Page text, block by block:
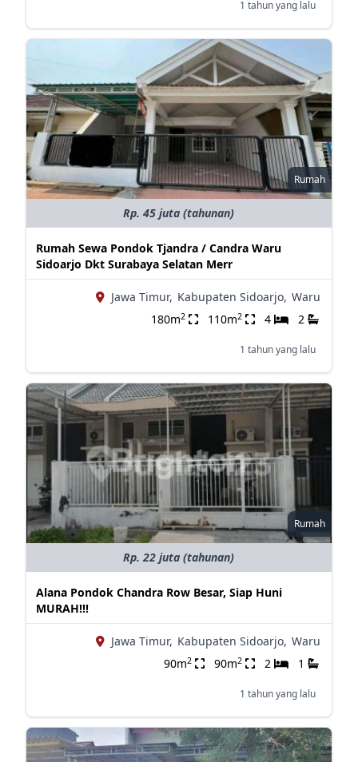
1 tahun yang lalu
Rumah
Rp. 45 juta (tahunan)
Rumah Sewa Pondok Tjandra / Candra Waru
Sidoarjo Dkt Surabaya Selatan Merr
Jawa Timur, Kabupaten Sidoarjo, Waru
180m2 110m2 4 2
1 tahun yang lalu
Rumah
Rp. 22 juta (tahunan)
Alana Pondok Chandra Row Besar, Siap Huni
MURAH!!!
Jawa Timur, Kabupaten Sidoarjo, Waru
90m2 90m2 2 1
1 tahun yang lalu